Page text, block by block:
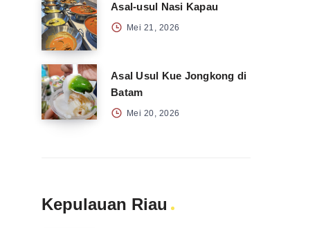
Asal-usul Nasi Kapau
Mei 21, 2026
Asal Usul Kue Jongkong di
Batam
Mei 20, 2026
Kepulauan Riau